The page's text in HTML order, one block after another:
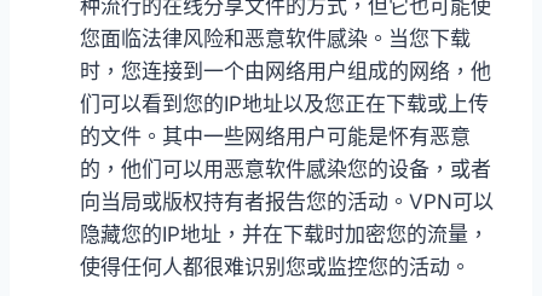
种流行的在线分享文件的方式，但它也可能使
您面临法律风险和恶意软件感染。当您下载
时，您连接到一个由网络用户组成的网络，他
们可以看到您的IP地址以及您正在下载或上传
的文件。其中一些网络用户可能是怀有恶意
的，他们可以用恶意软件感染您的设备，或者
向当局或版权持有者报告您的活动。VPN可以
隐藏您的IP地址，并在下载时加密您的流量，
使得任何人都很难识别您或监控您的活动。